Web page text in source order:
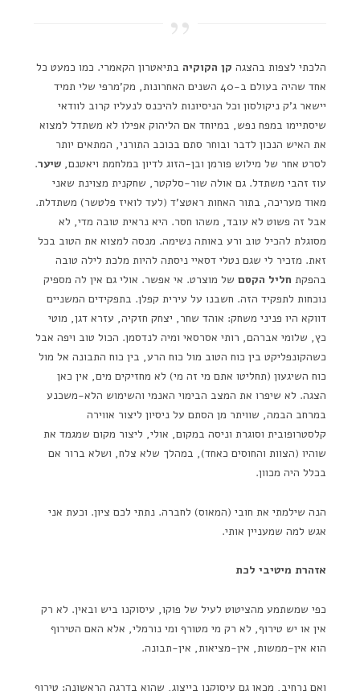
הלכתי לצפות בהצגה קן הקוקיה בתיאטרון הקאמרי. כמו כמעט כל
אחד שהיה בעולם ב-40 השנים האחרונות, מק'מרפי שלי תמיד
יישאר ג'ק ניקולסון וכל הניסיונות להיכנס לנעליו קרוב לוודאי
שיסתיימו במפח נפש, במיוחד אם הליהוק אפילו לא משתדל למצוא
את האיש הנכון לדבר ובוחר סתם בכוכב התורני, המתאים יותר
לסרט אחר של מילוש פורמן ובן-הזוג לדיון במלחמת ויאטנם, שיער.
עוז זהבי משתדל. גם אולה שור-סלקטר, שחקנית מצוינת שאני
מאוד מעריכה, בתור האחות ראטצ'ד (לעד לואיז פלטשר) משתדלת.
אבל זה פשוט לא עובד, משהו חסר. היא נראית טובה מדי, לא
מסוגלת להכיל טוב ורע באותה נשימה. מנסה למצוא את הטוב בכל
זאת. מזכיר לי שגם נטלי דסאיי ניסתה להיות מלכת לילה טובה
בהפקת חליל הקסם של מוצרט. אי אפשר. אולי גם אין לה מספיק
נוכחות לתפקיד הזה. חשבנו על עירית קפלן. בתפקידים המשניים
דווקא היו פניני משחק: אוהד שחר, יצחק חזקיה, עזרא דגן, מוטי
כץ, שלומי אברהם, רותי אסרסאי ומיה לנדסמן. הכול טוב ויפה אבל
כשהקונפליקט בין כוח הטוב מול כוח הרע, בין כוח התבונה אל מול
כוח השיגעון (תחליטו אתם מי זה מי) לא מחזיקים מים, אין כאן
הצגה. לא שיפרו את המצב הבימוי האנמי והשימוש הלא-משכנע
במרחב הבמה, שוויתר מן הסתם על ניסיון ליצור אווירה
קלסטרופובית וסוגרת וניסה במקום, אולי, ליצור מקום שמגמד את
שוהיו (הצוות והחוסים כאחד), במהלך שלא צלח, ושלא ברור אם
בכלל היה מכוון.
הנה שילמתי את חובי (המאוס) לחברה. נתתי לכם ציון. וכעת אני
אגש למה שמעניין אותי.
אזהרת מיטיבי לכת
כפי שמשתמע מהציטוט לעיל של פוקו, עיסוקנו ביש ובאין. לא רק
אין או יש טירוף, לא רק מי מטורף ומי נורמלי, אלא האם הטירוף
הוא אין-ממשות, אין-מציאות, אין-תבונה.
ואם נרחיב, מכאן גם עיסוקנו בייצוג, שהוא בדרגה הראשונה: טירוף